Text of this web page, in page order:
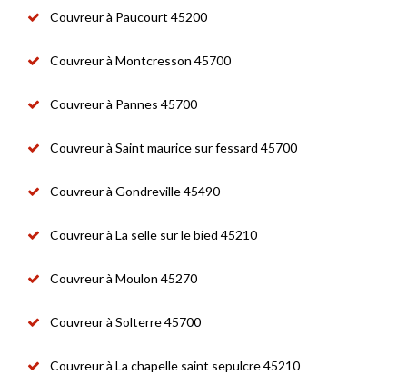
Couvreur à Paucourt 45200
Couvreur à Montcresson 45700
Couvreur à Pannes 45700
Couvreur à Saint maurice sur fessard 45700
Couvreur à Gondreville 45490
Couvreur à La selle sur le bied 45210
Couvreur à Moulon 45270
Couvreur à Solterre 45700
Couvreur à La chapelle saint sepulcre 45210